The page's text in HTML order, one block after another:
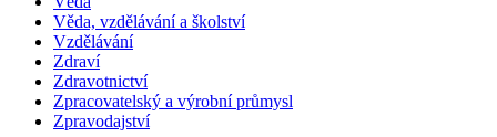
Věda, vzdělávání a školství
Vzdělávání
Zdraví
Zdravotnictví
Zpracovatelský a výrobní průmysl
Zpravodajství